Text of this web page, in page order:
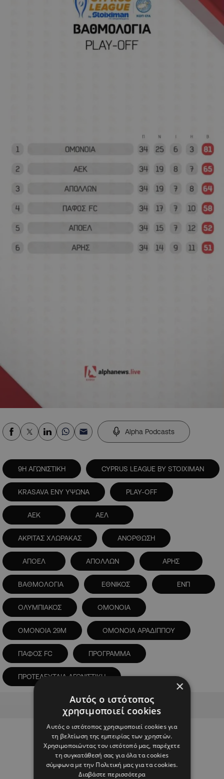
Alpha Podcasts
9Η ΑΓΩΝΙΣΤΙΚΗ CYPRUS LEAGUE BY STOIXIMAN
KRASAVA ΕΝΥ ΥΨΩΝΑ PLAY-OFF
ΑΕΚ ΑΕΛ
ΑΚΡΙΤΑΣ ΧΛΩΡΑΚΑΣ ΑΝΟΡΘΩΣΗ
ΑΠΟΕΛ ΑΠΟΛΛΩΝ ΑΡΗΣ
ΒΑΘΜΟΛΟΓΙΑ ΕΘΝΙΚΟΣ ΕΝΠ
ΟΛΥΜΠΙΑΚΟΣ ΟΜΟΝΟΙΑ
ΟΜΟΝΟΙΑ 29Μ ΟΜΟΝΟΙΑ ΑΡΑΔΙΠΠΟΥ
ΠΑΦΟΣ FC ΠΡΟΓΡΑΜΜΑ
ΠΡΟΤΕΛΕΥΤΑΙΑ ΑΓΩΝΙΣΤΙΚΗ
Advertisement
×
Αυτός ο ιστότοπος
χρησιμοποιεί cookies
Αυτός ο ιστότοπος χρησιμοποιεί cookies για
τη βελτίωση της εμπειρίας των χρηστών.
Χρησιμοποιώντας τον ιστότοπό μας, παρέχετε
τη συγκατάθεσή σας για όλα τα cookies
σύμφωνα με την Πολιτική μας για τα cookies.
Διαβάστε περισσότερα